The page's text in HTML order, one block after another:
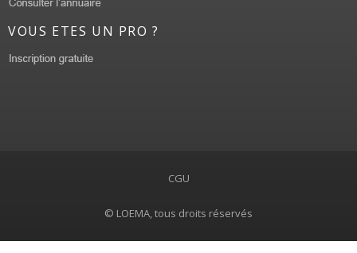
VOUS ETES UN PRO ?
CGU
© LOEMA, tous droits réservés